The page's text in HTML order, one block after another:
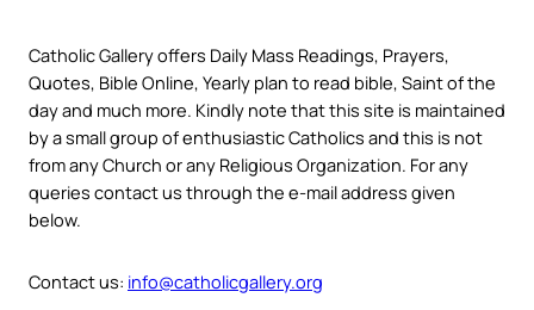
Catholic Gallery offers Daily Mass Readings, Prayers,
Quotes, Bible Online, Yearly plan to read bible, Saint of the
day and much more. Kindly note that this site is maintained
by a small group of enthusiastic Catholics and this is not
from any Church or any Religious Organization. For any
queries contact us through the e-mail address given
below.
Contact us: info@catholicgallery.org